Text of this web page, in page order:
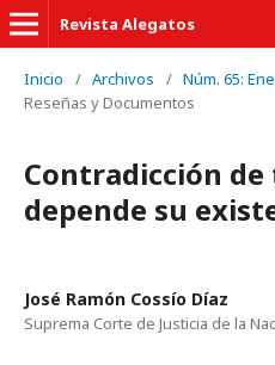
Revista Alegatos
Inicio / Archivos / Núm. 65:
Reseñas y Documentos
Contradicción de
depende su
José Ramón Cossío Díaz
Suprema Corte de Justicia de la